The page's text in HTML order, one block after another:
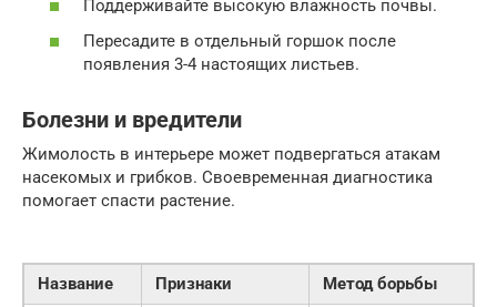
Поддерживайте высокую влажность почвы.
Пересадите в отдельный горшок после
появления 3-4 настоящих листьев.
Болезни и вредители
Жимолость в интерьере может подвергаться атакам
насекомых и грибков. Своевременная диагностика
помогает спасти растение.
Название Признаки Метод борьбы